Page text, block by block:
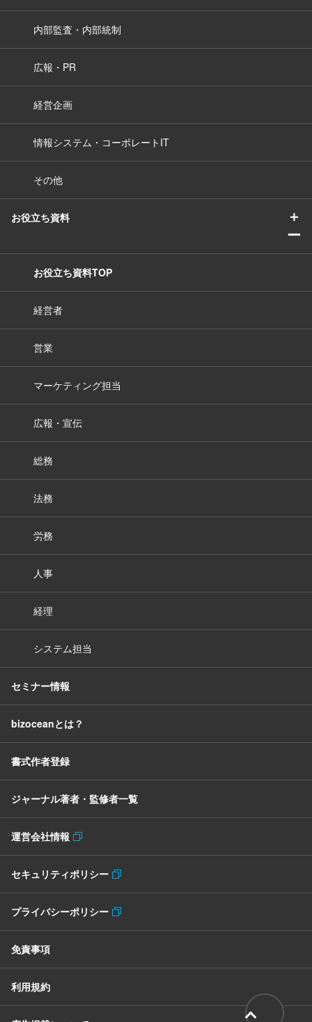
内部監査・内部統制
広報・PR
経営企画
情報システム・コーポレートIT
その他
お役立ち資料
＋
ー
お役立ち資料TOP
経営者
営業
マーケティング担当
広報・宣伝
総務
法務
労務
人事
経理
システム担当
セミナー情報
bizoceanとは？
書式作者登録
ジャーナル著者・監修者一覧
運営会社情報
セキュリティポリシー
プライバシーポリシー
免責事項
利用規約